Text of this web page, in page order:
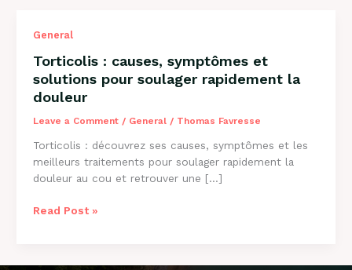
General
Torticolis : causes, symptômes et
solutions pour soulager rapidement la
douleur
Leave a Comment / General/ Thomas Favresse
Torticolis : découvrez ses causes, symptômes et les
meilleurs traitements pour soulager rapidement la
douleur au cou et retrouver une […]
Torticolis
Read Post »